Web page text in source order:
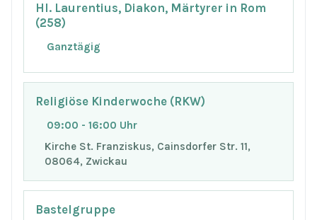
Hl. Laurentius, Diakon, Märtyrer in Rom
(258)
Ganztägig
Religiöse Kinderwoche (RKW)
09:00 - 16:00 Uhr
Kirche St. Franziskus, Cainsdorfer Str. 11,
08064, Zwickau
Bastelgruppe